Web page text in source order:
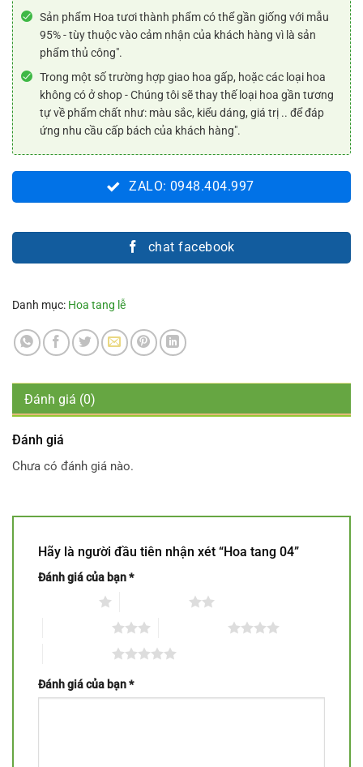
Sản phẩm Hoa tươi thành phẩm có thể gần giống với mẫu
95% - tùy thuộc vào cảm nhận của khách hàng vì là sản
phẩm thủ công".
Trong một số trường hợp giao hoa gấp, hoặc các loại hoa
không có ở shop - Chúng tôi sẽ thay thế loại hoa gần tương
tự về phẩm chất như: màu sắc, kiểu dáng, giá trị .. để đáp
ứng nhu cầu cấp bách của khách hàng".
ZALO: 0948.404.997
chat facebook
Danh mục: Hoa tang lễ
Đánh giá (0)
Đánh giá
Chưa có đánh giá nào.
Hãy là người đầu tiên nhận xét “Hoa tang 04”
Đánh giá của bạn*
Đánh giá của bạn*